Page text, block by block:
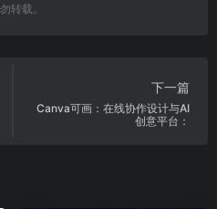
转载。
下一篇
Canva可画：在线协作设计与AI
创意平台：